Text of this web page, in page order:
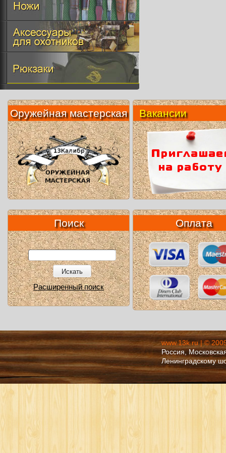
Оружейная мастерская Вакансии
Поиск
Искать
Расширенный поиск
Оплата
www.13k.ru | ©
Россия,
Ленинградскому